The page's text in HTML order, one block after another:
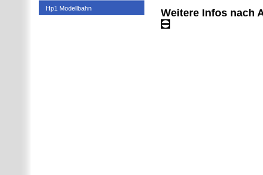
Weitere Infos nach
Hp1 Modellbahn